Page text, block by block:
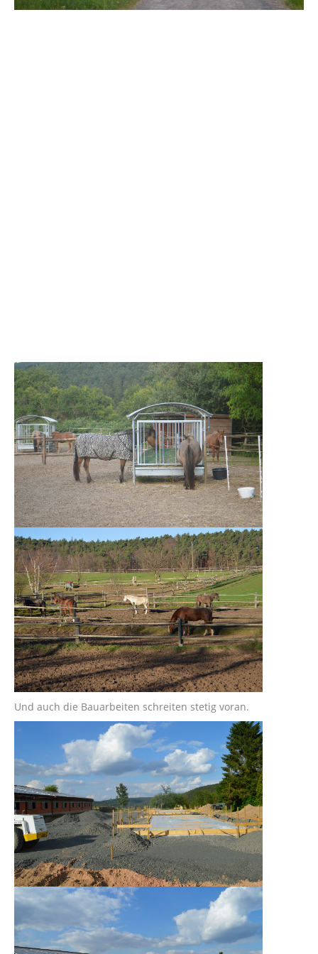
Und auch die Bauarbeiten schreiten stetig voran.